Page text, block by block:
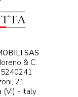
SAS
& C.
21
(VI) - Italy​​​